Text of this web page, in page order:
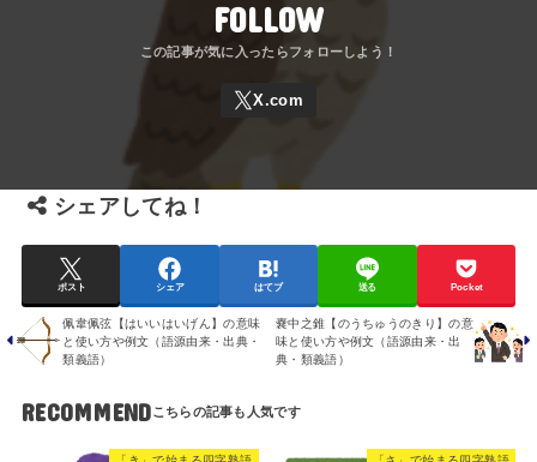
FOLLOW
シェアしてね！
ポスト シェア はてブ 送る Pocket
佩韋佩弦【はいいはいげん】の意味
と使い方や例文（語源由来・出典・
類義語）
嚢中之錐【のうちゅうのきり】の意
味と使い方や例文（語源由来・出
典・類義語）
RECOMMEND